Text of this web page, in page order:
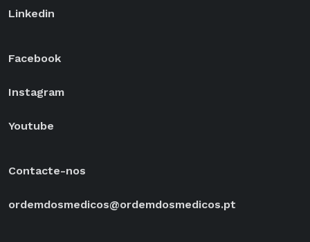
Linkedin
Facebook
Instagram
Youtube
Contacte-nos
ordemdosmedicos@ordemdosmedicos.pt